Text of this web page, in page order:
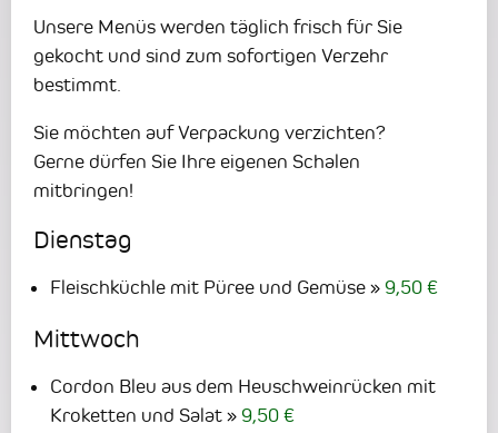
Unsere Menüs werden täglich frisch für Sie
gekocht und sind zum sofortigen Verzehr
bestimmt.
Sie möchten auf Verpackung verzichten?
Gerne dürfen Sie Ihre eigenen Schalen
mitbringen!
Dienstag
Fleischküchle mit Püree und Gemüse 9,50 €
Mittwoch
Cordon Bleu aus dem Heuschweinrücken mit
Kroketten und Salat
9,50 €